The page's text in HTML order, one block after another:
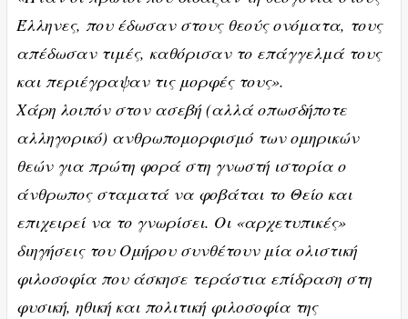
Έλληνες, που έδωσαν στους θεούς ονόματα, τους
απέδωσαν τιμές, καθόρισαν το επάγγελμά τους
και περιέγραψαν τις μορφές τους».
Χάρη λοιπόν στον ασεβή (αλλά οπωσδήποτε
αλληγορικό) ανθρωπομορφισμό των ομηρικών
θεών για πρώτη φορά στη γνωστή ιστορία ο
άνθρωπος σταματά να φοβάται το Θείο και
επιχειρεί να το γνωρίσει. Οι «αρχετυπικές»
διηγήσεις του Ομήρου συνθέτουν μία ολιστική
φιλοσοφία που άσκησε τεράστια επίδραση στη
φυσική, ηθική και πολιτική φιλοσοφία της